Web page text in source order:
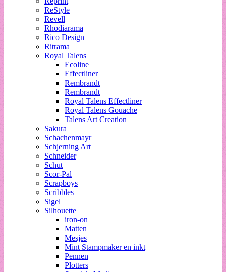
ReStyle
Revell
Rhodiarama
Rico Design
Ritrama
Royal Talens
Ecoline
Effectliner
Rembrandt
Rembrandt
Royal Talens Effectliner
Royal Talens Gouache
Talens Art Creation
Sakura
Schachenmayr
Schjerning Art
Schneider
Schut
Scor-Pal
Scrapboys
Scribbles
Sigel
Silhouette
iron-on
Matten
Mesjes
Mint Stampmaker en inkt
Pennen
Plotters